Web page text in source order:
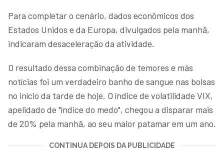
Para completar o cenário, dados econômicos dos
Estados Unidos e da Europa, divulgados pela manhã,
indicaram desaceleração da atividade.
O resultado dessa combinação de temores e más
notícias foi um verdadeiro banho de sangue nas bolsas
no início da tarde de hoje. O índice de volatilidade VIX,
apelidado de "índice do medo", chegou a disparar mais
de 20% pela manhã, ao seu maior patamar em um ano.
CONTINUA DEPOIS DA PUBLICIDADE